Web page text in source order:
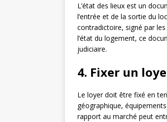
L’état des lieux est un
l’entrée et de la sortie du
contradictoire, signé par
l’état du logement, ce
judiciaire.
4. Fixer un
Le loyer doit être fixé en
géographique,
rapport au marché peut